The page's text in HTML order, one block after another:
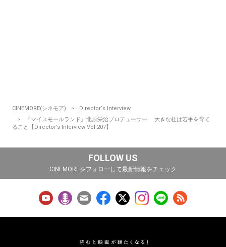
CINEMORE(シネモア)
Director‘s Interview
『マイスモールランド』北原栄治プロデューサー 大きな柱は若手を育て
ること【Director’s Interview Vol.207】
FOLLOW US
CINEMOREをフォローして最新情報をチェック